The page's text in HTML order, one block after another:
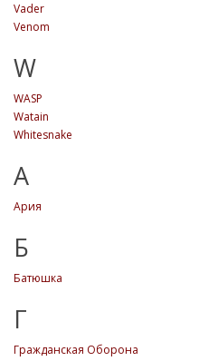
Vader
Venom
W
WASP
Watain
Whitesnake
А
Ария
Б
Батюшка
Г
Гражданская Оборона